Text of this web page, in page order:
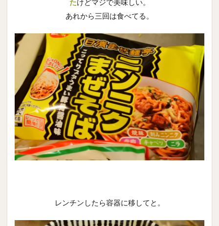
あれから三回は食べてる。
レンチンしたら容器に移してと。